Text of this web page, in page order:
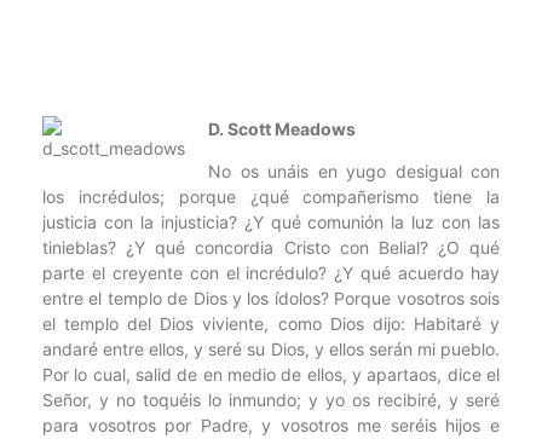
D. Scott Meadows
No os unáis en yugo desigual con
los incrédulos; porque ¿qué compañerismo tiene la
justicia con la injusticia? ¿Y qué comunión la luz con las
tinieblas? ¿Y qué concordia Cristo con Belial? ¿O qué
parte el creyente con el incrédulo? ¿Y qué acuerdo hay
entre el templo de Dios y los ídolos? Porque vosotros sois
el templo del Dios viviente, como Dios dijo: Habitaré y
andaré entre ellos, y seré su Dios, y ellos serán mi pueblo.
Por lo cual, salid de en medio de ellos, y apartaos, dice el
Señor, y no toquéis lo inmundo; y yo os recibiré, y seré
para vosotros por Padre, y vosotros me seréis hijos e